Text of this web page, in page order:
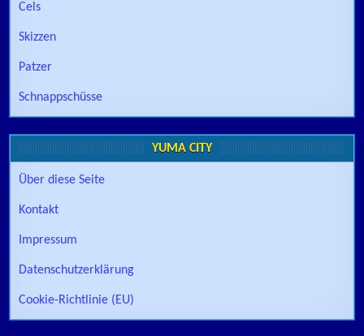
Cels
Skizzen
Patzer
Schnappschüsse
YUMA CITY
Über diese Seite
Kontakt
Impressum
Datenschutzerklärung
Cookie-Richtlinie (EU)